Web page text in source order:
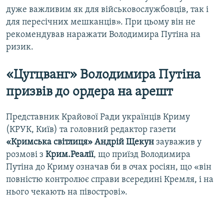
дуже важливим як для військовослужбовців, так і
для пересічних мешканців». При цьому він не
рекомендував наражати Володимира Путіна на
ризик.
«Цугцванг» Володимира Путіна
призвів до ордера на арешт
Представник Крайової Ради українців Криму
(КРУК, Київ) та головний редактор газети
«Кримська світлиця» Андрій Щекун зауважив у
розмові з Крим.Реалії, що приїзд Володимира
Путіна до Криму означав би в очах росіян, що «він
повністю контролює справи всередині Кремля, і на
нього чекають на півострові».